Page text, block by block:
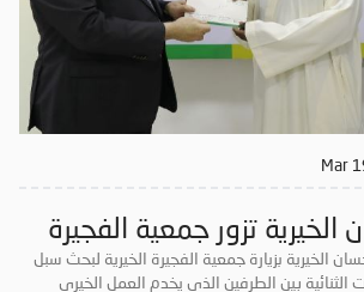
Mar
تزور جمعية الفجيرة
الخيرية بزيارة جمعية الفجيرة الخيرية لبحث سبل
الثنائية بين الطرفين الذي يخدم العمل الخيري